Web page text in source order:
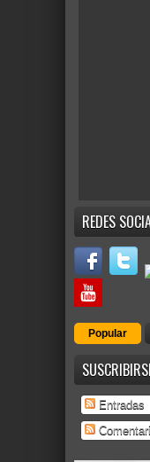
REDES
Popular
Entradas